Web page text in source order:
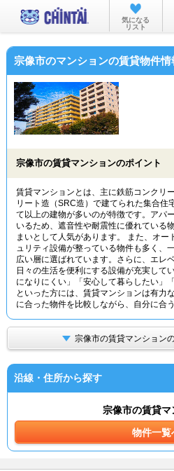
お部屋を
沿線
物件
TOP
気になる
リスト
宗像市のマンションの賃貸物件
宗像市の賃貸マンションのポイント
賃貸マンションとは、主に鉄筋コンクリ
リート造（SRC造）で建てられた集合住
て以上の建物が多いのが特徴です。アパ
いるため、遮音性や耐震性に優れている
まいとして人気があります。 また、オー
ュリティ設備が整っている物件も多く、
広い層に選ばれています。さらに、エレ
日々の生活を便利にする設備が充実して
になりにくい」「安心して暮らしたい」
といった方には、賃貸マンションは有力
に合った物件を比較しながら、自分に合
宗像市の賃貸マンション
沿線・住所から探す
宗像市の賃貸マ
物件一覧